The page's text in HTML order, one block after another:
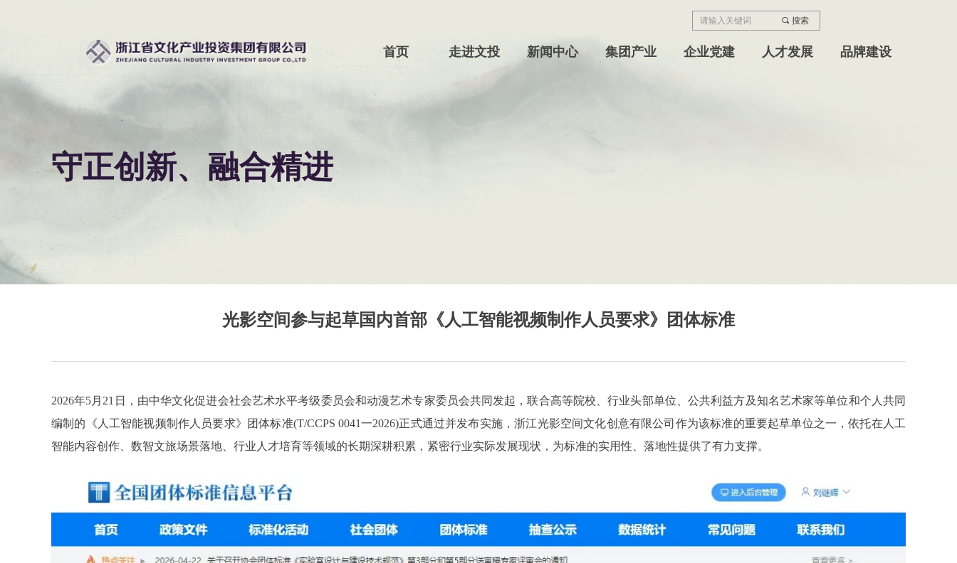
守正创新、融合精进
首页 走进文投 新闻中心 集团产业 企业党建 人才发展 品牌建设
끠 搜索
光影空间参与起草国内首部《人工智能视频制作人员要求》团体标准
2026年5月21日，由中华文化促进会社会艺术水平考级委员会和动漫艺术专家委员会共同发起，联合高等院校、行业头部单位、公共利益方及知名艺术家等单位和个人共同
编制的《人工智能视频制作人员要求》团体标准(T/CCPS 0041一2026)正式通过并发布实施，浙江光影空间文化创意有限公司作为该标准的重要起草单位之一，依托在人工
智能内容创作、数智文旅场景落地、行业人才培育等领域的长期深耕积累，紧密行业实际发展现状，为标准的实用性、落地性提供了有力支撑。